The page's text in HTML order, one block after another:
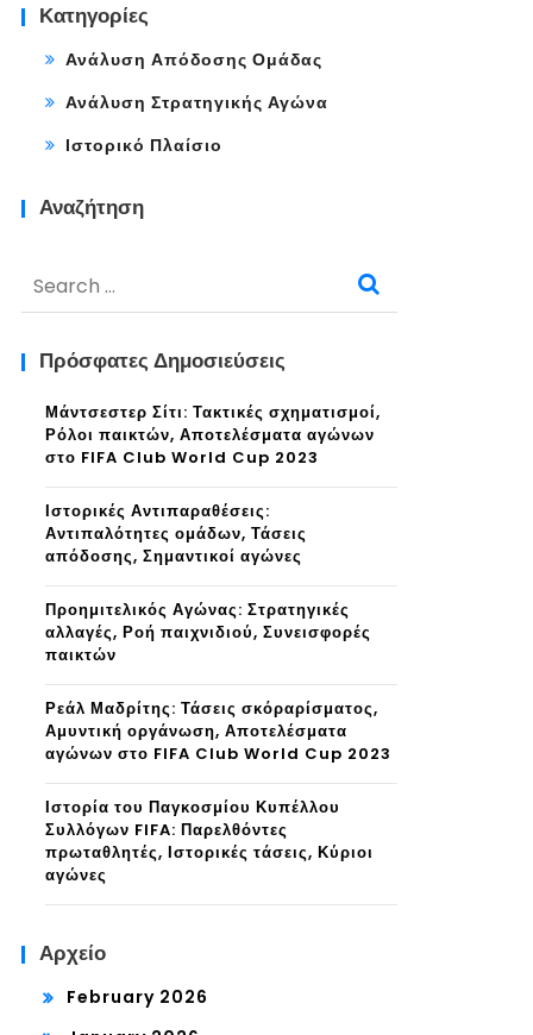
Κατηγορίες
Ανάλυση Απόδοσης Ομάδας
Ανάλυση Στρατηγικής Αγώνα
Ιστορικό Πλαίσιο
Αναζήτηση
for:
Πρόσφατες Δημοσιεύσεις
Μάντσεστερ Σίτι: Τακτικές σχηματισμοί,
Ρόλοι παικτών, Αποτελέσματα αγώνων
στο FIFA Club World Cup 2023
Ιστορικές Αντιπαραθέσεις:
Αντιπαλότητες ομάδων, Τάσεις
απόδοσης, Σημαντικοί αγώνες
Προημιτελικός Αγώνας: Στρατηγικές
αλλαγές, Ροή παιχνιδιού, Συνεισφορές
παικτών
Ρεάλ Μαδρίτης: Τάσεις σκόραρίσματος,
Αμυντική οργάνωση, Αποτελέσματα
αγώνων στο FIFA Club World Cup 2023
Ιστορία του Παγκοσμίου Κυπέλλου
Συλλόγων FIFA: Παρελθόντες
πρωταθλητές, Ιστορικές τάσεις, Κύριοι
αγώνες
Αρχείο
February 2026